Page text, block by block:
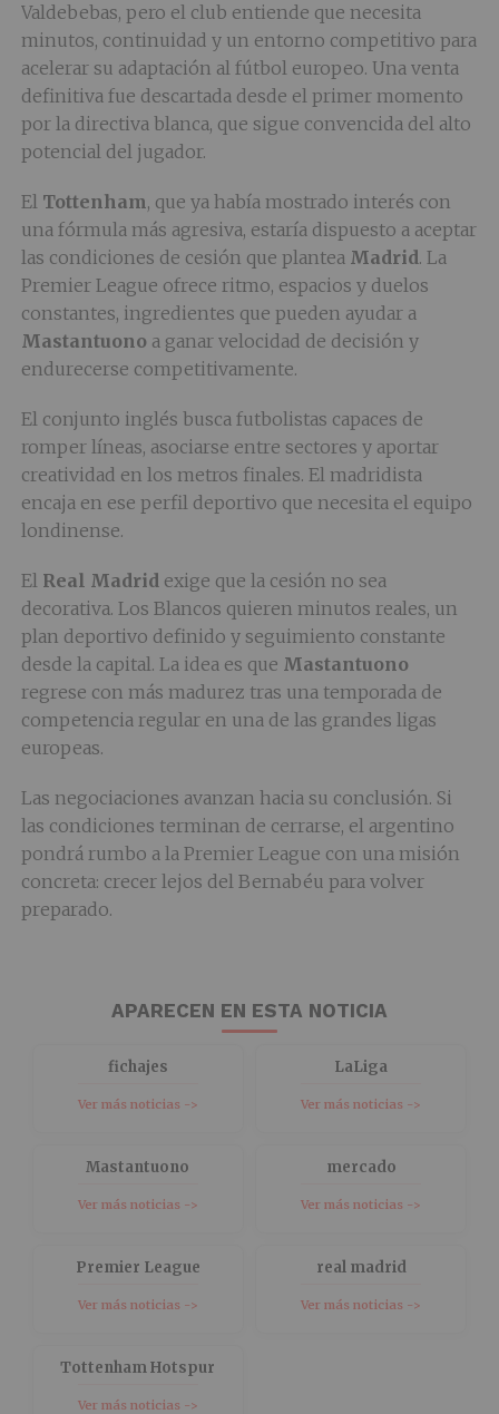
Valdebebas, pero el club entiende que necesita
minutos, continuidad y un entorno competitivo para
acelerar su adaptación al fútbol europeo. Una venta
definitiva fue descartada desde el primer momento
por la directiva blanca, que sigue convencida del alto
potencial del jugador.
El Tottenham, que ya había mostrado interés con
una fórmula más agresiva, estaría dispuesto a aceptar
las condiciones de cesión que plantea Madrid. La
Premier League ofrece ritmo, espacios y duelos
constantes, ingredientes que pueden ayudar a
Mastantuonoa ganar velocidad de decisión y
endurecerse competitivamente.
El conjunto inglés busca futbolistas capaces de
romper líneas, asociarse entre sectores y aportar
creatividad en los metros finales. El madridista
encaja en ese perfil deportivo que necesita el equipo
londinense.
El Real Madridexige que la cesión no sea
decorativa. Los Blancos quieren minutos reales, un
plan deportivo definido y seguimiento constante
desde la capital. La idea es que Mastantuono
regrese con más madurez tras una temporada de
competencia regular en una de las grandes ligas
europeas.
Las negociaciones avanzan hacia su conclusión. Si
las condiciones terminan de cerrarse, el argentino
pondrá rumbo a la Premier League con una misión
concreta: crecer lejos del Bernabéu para volver
preparado.
APARECEN EN ESTA NOTICIA
fichajes
Ver más noticias ->
LaLiga
Ver más noticias ->
Mastantuono
Ver más noticias ->
mercado
Ver más noticias ->
Premier League
Ver más noticias ->
real madrid
Ver más noticias ->
Tottenham Hotspur
Ver más noticias ->